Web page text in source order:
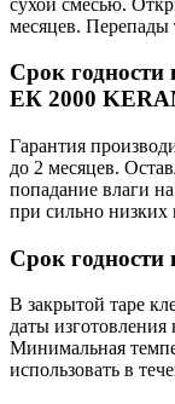
месяцев. Перепады
Срок годности
ЕК 2000
Гарантия
до 2 месяцев.
попадание влаги
при сильно низких
Срок годности
В закрытой таре
даты изготовления
Минимальная
использовать в